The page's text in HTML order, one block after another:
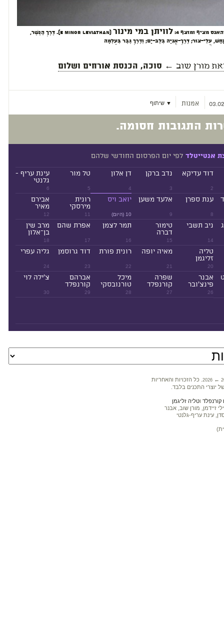
מציף ומוצף 4: לוויתן במי מינור
(E Minor Leviathan). דֶּרֶךְ הַנֶּשֶׁר,
עֲלֵי-צוּר; דֶּרֶךְ-אֳנִיָּה בְלֶב-יָם; וְדֶרֶךְ גֶּבֶר בְּעַלְמָה
מורן שוב ← סוכה, הכנסת אורחים ושלום
אמנות ▼ שיתוף
התגובות חסומה.
אנטייטלד לפי יום הפרסום החודשי שלהם
2
דוד עדיקא
3
נדב ברקן
4
דן אלון
5
טל מור
6
עינת עריף -
גלנטי
8
ענת ספרן
9
אלעד משען
10 (היום)
יואב ויס
11
רונית
מירסקי
12
אבירם
מאיר
14
ניב תשבי
15
טימור
דברה
16
תמר לצמן
17
אפרת שהם
18
מרב שין
בן־אלון
20
טליה
זליגמן
21
מאיה יופה
22
רונית פורת
23
דוד גרוסמן
24
גליה עפרי
26
אבנר
פינצ'ובר
27
שפרה
קורנפלד
28
מיכל
טורנובסקי
29
אברהם
קורנפלד
30
צ'ילה לוי
2026 ←
. כל הזכויות והאחריות
יוצרי התכנים בלבד.
וטליה זליגמן
זיידמן, מורן שוב, אבנר
עינת עריף-גלנטי